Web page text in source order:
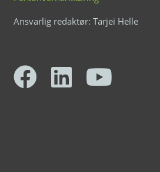
Ansvarlig redaktør: Tarjei Helle